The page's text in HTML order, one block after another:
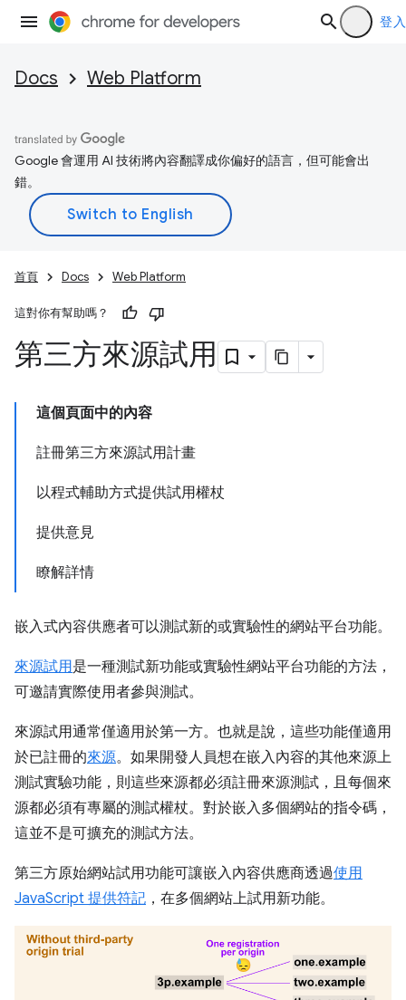
登入
Docs Web Platform
Google 會運用 AI 技術將內容翻譯成你偏好的語言，但可能會出
錯。
首頁 Docs Web Platform
這對你有幫助嗎？
第三方來源試用
這個頁面中的內容
註冊第三方來源試用計畫
以程式輔助方式提供試用權杖
提供意見
瞭解詳情
嵌入式內容供應者可以測試新的或實驗性的網站平台功能。
來源試用是一種測試新功能或實驗性網站平台功能的方法，
可邀請實際使用者參與測試。
來源試用通常僅適用於第一方。也就是說，這些功能僅適用
於已註冊的來源。如果開發人員想在嵌入內容的其他來源上
測試實驗功能，則這些來源都必須註冊來源測試，且每個來
源都必須有專屬的測試權杖。對於嵌入多個網站的指令碼，
這並不是可擴充的測試方法。
第三方原始網站試用功能可讓嵌入內容供應商透過使用
JavaScript 提供符記 ，在多個網站上試用新功能。